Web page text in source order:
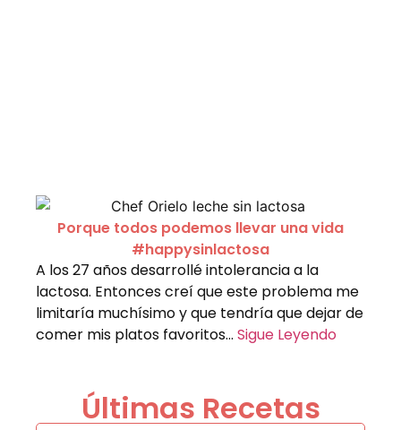
Porque todos podemos llevar una vida
#happysinlactosa
A los 27 años desarrollé intolerancia a la
lactosa. Entonces creí que este problema me
limitaría muchísimo y que tendría que dejar de
comer mis platos favoritos… Sigue Leyendo
Últimas Recetas